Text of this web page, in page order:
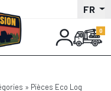
FR
Pièces Eco Log